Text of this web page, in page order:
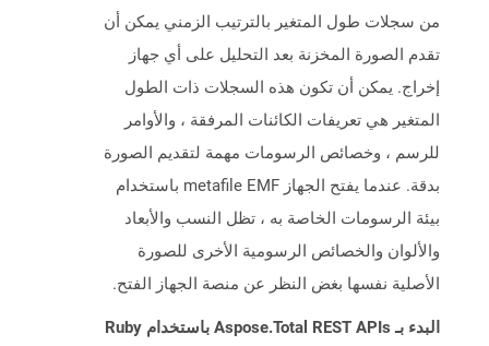
من سجلات طول المتغير بالترتيب الزمني يمكن أن
تقدم الصورة المخزنة بعد التحليل على أي جهاز
إخراج. يمكن أن تكون هذه السجلات ذات الطول
المتغير هي تعريفات الكائنات المرفقة ، والأوامر
للرسم ، وخصائص الرسومات مهمة لتقديم الصورة
بدقة. عندما يفتح الجهاز metafile EMF باستخدام
بيئة الرسومات الخاصة به ، تظل النسب والأبعاد
والألوان والخصائص الرسومية الأخرى للصورة
الأصلية نفسها بغض النظر عن منصة الجهاز الفتح.
البدء بـ Aspose.Total REST APIs باستخدام Ruby